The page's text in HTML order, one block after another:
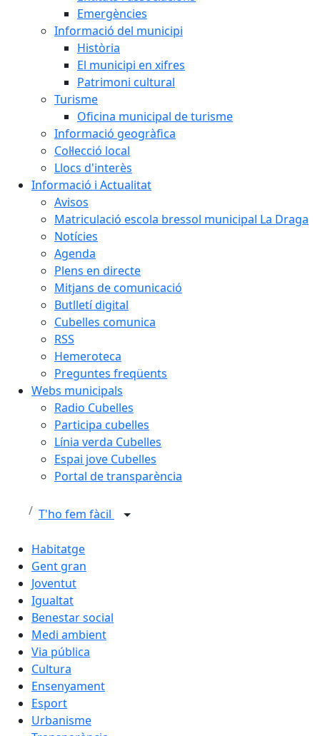
Emergències
Informació del municipi
Història
El municipi en xifres
Patrimoni cultural
Turisme
Oficina municipal de turisme
Informació geogràfica
Col·lecció local
Llocs d'interès
Informació i Actualitat
Avisos
Matriculació escola bressol municipal La Draga
Notícies
Agenda
Plens en directe
Mitjans de comunicació
Butlletí digital
Cubelles comunica
RSS
Hemeroteca
Preguntes freqüents
Webs municipals
Radio Cubelles
Participa cubelles
Línia verda Cubelles
Espai jove Cubelles
Portal de transparència
T'ho fem fàcil
Habitatge
Gent gran
Joventut
Igualtat
Benestar social
Medi ambient
Via pública
Cultura
Ensenyament
Esport
Urbanisme